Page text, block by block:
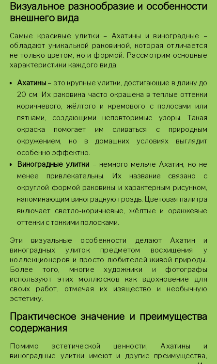
Визуальное разнообразие и особенности
внешнего вида
Самые красивые улитки – Ахатины и виноградные –
обладают уникальной раковиной, которая отличается
не только цветом, но и формой. Рассмотрим основные
характеристики каждого вида.
Ахатины – это крупные улитки, достигающие в длину до
20 см. Их раковина часто окрашена в теплые оттенки
коричневого, жёлтого и кремового с полосами или
пятнами, создающими неповторимые узоры. Такая
окраска помогает им сливаться с природным
окружением, но в домашних условиях выглядит
особенно эффектно.
Виноградные улитки – немного мельче Ахатин, но не
менее привлекательны. Их название связано с
округлой формой раковины и характерным рисунком,
напоминающим виноградную гроздь. Цветовая палитра
включает светло-коричневые, жёлтые и оранжевые
оттенки с тонкими полосками.
Эти визуальные особенности делают Ахатин и
виноградных улиток предметом восхищения у
коллекционеров и просто любителей живой природы.
Более того, многие художники и фотографы
используют этих моллюсков как вдохновение для
своих работ, отмечая их изящество и необычную
эстетику.
Практическое значение и преимущества
содержания
Помимо эстетической ценности, Ахатины и
виноградные улитки имеют и другие преимущества,